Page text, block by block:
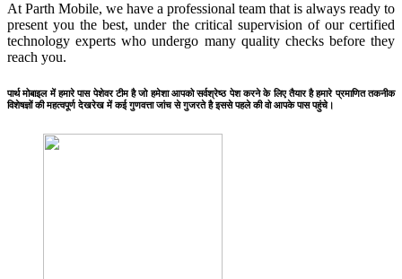
At Parth Mobile, we have a professional team that is always ready to
present you the best, under the critical supervision of our certified
technology experts who undergo many quality checks before they
reach you.
पार्थ मोबाइल में हमारे पास पेशेवर टीम है जो हमेशा आपको सर्वश्रेष्ठ पेश करने के लिए तैयार है हमारे प्रमाणित तकनीक
विशेषज्ञों की महत्वपूर्ण देखरेख में कई गुणवत्ता जांच से गुजरते है इससे पहले की वो आपके पास पहुंचे।